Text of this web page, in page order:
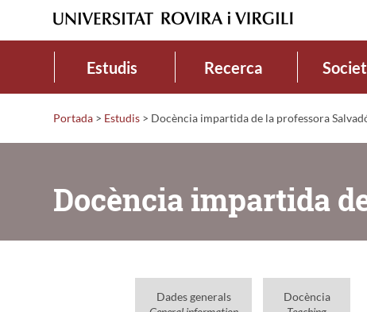
Estudis Recerca
Portada > Estudis > Docència impartida de la professora
Docència impartida
Dades generals
Docència